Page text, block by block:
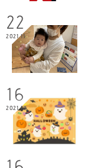
22
2021.11
16
2021.10